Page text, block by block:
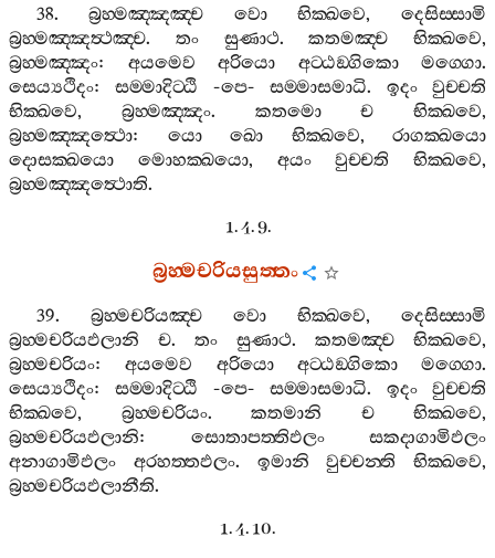
38.බ්‍රහ‍්මඤ‍්ඤඤ‍්ච වො භික‍්ඛවෙ, දෙසිස‍්සාමි
බ්‍රහ‍්මඤ‍්ඤත්‍ථඤ‍්ච. තං සුණාථ.කතමඤ‍්ච භික‍්ඛවෙ,
බ්‍රහ‍්මඤ‍්ඤං: අයමෙව අරියො අට‍්ඨඞ‍්ගිකො මග‍්ගො.
සෙය්‍යථිදං:සම‍්මාදිට‍්ඨි -පෙ-සම‍්මාසමාධි. ඉදං
වුච‍්චති
භික‍්ඛවෙ, බ්‍රහ‍්මඤ‍්ඤං. කතමො ච භික‍්ඛවෙ,
බ්‍රහ‍්මඤ‍්ඤත්‍ථො: යො ඛො භික‍්ඛවෙ, රාගක‍්ඛයො
දොසක‍්ඛයො
මොහක‍්ඛයො, අයං වුච‍්චති භික‍්ඛවෙ,
බ්‍රහ‍්මඤ‍්ඤත්‍ථොති.
1. 4. 9.
බ්‍රහ‍්මචරියසුත‍්තං
39. බ්‍රහ‍්මචරියඤ‍්ච වො භික‍්ඛවෙ, දෙසිස‍්සාමි
බ්‍රහ‍්මචරියඵලානි
ච. තං සුණාථ. කතමඤ‍්ච භික‍්ඛවෙ,
බ්‍රහ‍්මචරියං:අයමෙව අරියො අට‍්ඨඞ‍්ගිකො මග‍්ගො.
සෙය්‍යථිදං:සම‍්මාදිට‍්ඨි -පෙ-සම‍්මාසමාධි. ඉදං
වුච‍්චති
භික‍්ඛවෙ, බ්‍රහ‍්මචරියං. කතමානි ච භික‍්ඛවෙ,
බ්‍රහ‍්මචරියඵලානි: සොතාපත‍්තිඵලං
සකදාගාමිඵලං
අනාගාමිඵලං
අරහත‍්තඵලං. ඉමානි වුච‍්චන‍්ති භික‍්ඛවෙ,
බ්‍රහ‍්මචරියඵලානීති.
1. 4. 10.